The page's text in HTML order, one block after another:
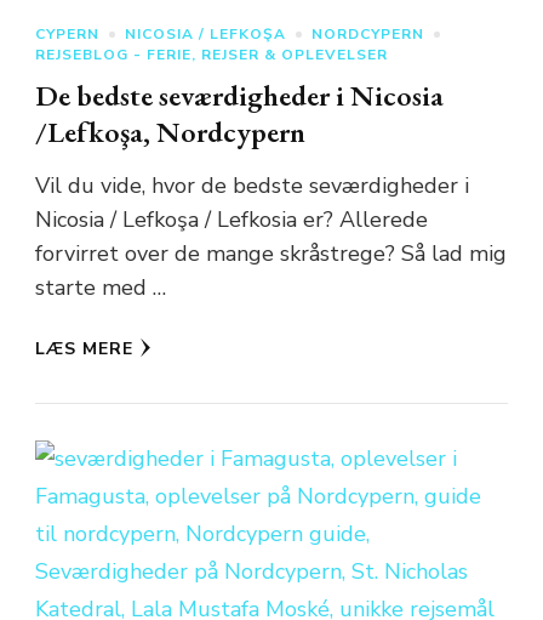
CYPERN NICOSIA / LEFKOŞA
NORDCYPERN
REJSEBLOG - FERIE, REJSER & OPLEVELSER
De bedste seværdigheder i Nicosia
/Lefkoşa, Nordcypern
Vil du vide, hvor de bedste seværdigheder i
Nicosia / Lefkoşa / Lefkosia er? Allerede
forvirret over de mange skråstrege? Så lad mig
starte med …
LÆS MERE